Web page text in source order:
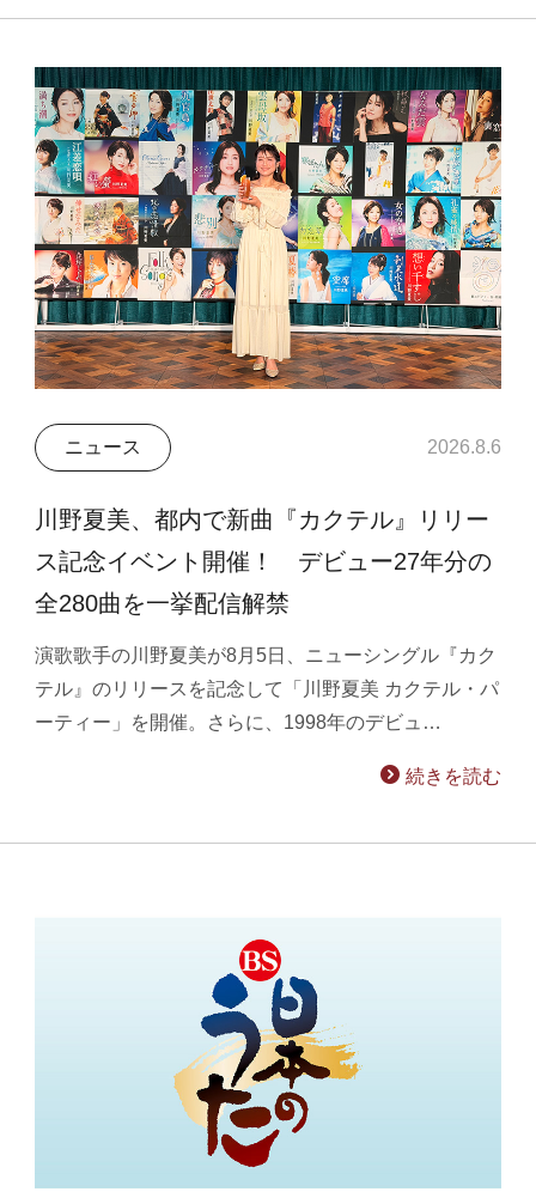
ニュース 2026.8.6
川野夏美、都内で新曲『カクテル』リリー
ス記念イベント開催！ デビュー27年分の
全280曲を一挙配信解禁
演歌歌手の川野夏美が8月5日、ニューシングル『カク
テル』のリリースを記念して「川野夏美 カクテル・パ
ーティー」を開催。さらに、1998年のデビュ…
続きを読む